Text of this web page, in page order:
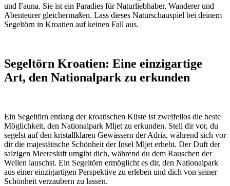
und Fauna. Sie ist ein Paradies für Naturliebhaber, Wanderer und
Abenteurer gleichermaßen. Lass dieses Naturschauspiel bei deinem
Segeltörn in Kroatien auf keinen Fall aus.
Segeltörn Kroatien: Eine einzigartige
Art, den Nationalpark zu erkunden
Ein Segeltörn entlang der kroatischen Küste ist zweifellos die beste
Möglichkeit, den Nationalpark Mljet zu erkunden. Stell dir vor, du
segelst auf den kristallklaren Gewässern der Adria, während sich vor
dir die majestätische Schönheit der Insel Mljet erhebt. Der Duft der
salzigen Meeresluft umgibt dich, während du dem Rauschen der
Wellen lauschst. Ein Segeltörn ermöglicht es dir, den Nationalpark
aus einer einzigartigen Perspektive zu erleben und dich von seiner
Schönheit verzaubern zu lassen.